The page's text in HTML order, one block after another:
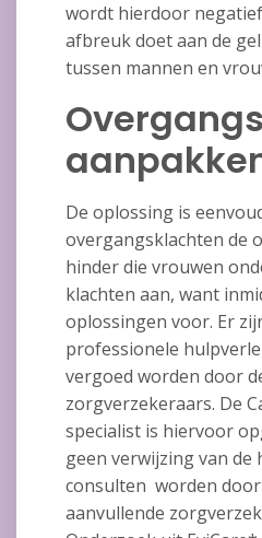
wordt hierdoor
afbreuk doet aan de
tussen mannen en
De oplossing is
overgangsklachten de
hinder die vrouwen
klachten aan, want
oplossingen voor. Er
professionele
vergoed worden door
zorgverzekeraars. De
specialist is hiervoor
geen verwijzing van de
consulten worden door
aanvullende